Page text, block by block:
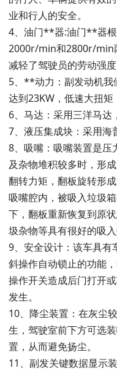
业和行人的安全。
4、油门**器:油门**器
2000r/min和2800r/min
减轻了驾驶员的劳动强
5、**动力：副发动机我
达到23KW，低速大扭矩
6、马达：采用三洋马达
7、液压集成块：采用海
8、吸嘴：吸嘴装置是压
及杂物堆积较多时，形
翻转力矩，翻板旋转形
吸嘴腔内，被吸入垃圾
下，翻板重新恢复到原
圾杂物等具有很好的吸入
9、安全设计：该车具有
斜操作自动锁止的功能
操作开关造成后门打开
发生。
10、降尘装置：在灰尘
生，驾驶室前下方可选
置，从而避免扬尘。
11、副发关键数据显示